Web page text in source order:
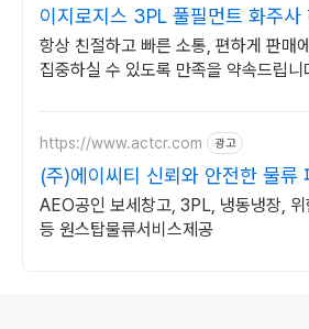
이지로지스 3PL 풀필먼트 화주사
후기
항상 친절하고 빠른 소통, 편하게 판매
집중하실 수 있도록 만족을 약속드립니
https://www.actcr.com 광고
(주)에이씨티 신뢰와 안전한 물류
너
AEO공인 보세창고, 3PL, 냉동냉장, 위
등 원스탑물류서비스제공